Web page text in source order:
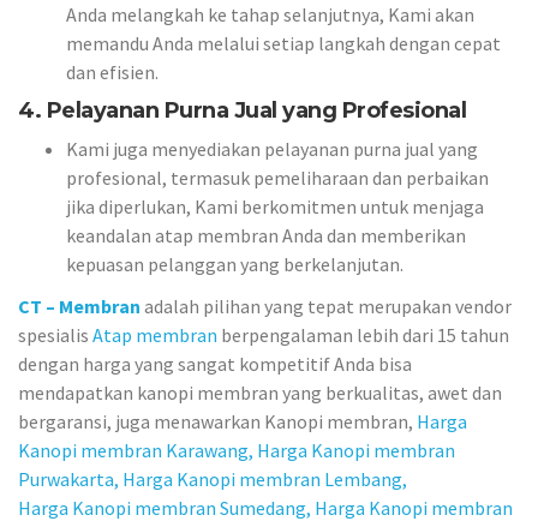
Anda melangkah ke tahap selanjutnya, Kami akan
memandu Anda melalui setiap langkah dengan cepat
dan efisien.
4. Pelayanan Purna Jual yang Profesional
Kami juga menyediakan pelayanan purna jual yang
profesional, termasuk pemeliharaan dan perbaikan
jika diperlukan, Kami berkomitmen untuk menjaga
keandalan atap membran Anda dan memberikan
kepuasan pelanggan yang berkelanjutan.
CT – Membran adalah pilihan yang tepat merupakan vendor
spesialis Atap membran berpengalaman lebih dari 15 tahun
dengan harga yang sangat kompetitif Anda bisa
mendapatkan kanopi membran yang berkualitas, awet dan
bergaransi, juga menawarkan Kanopi membran, Harga
Kanopi membran Karawang, Harga Kanopi membran
Purwakarta, Harga Kanopi membran Lembang,
Harga Kanopi membran Sumedang, Harga Kanopi membran